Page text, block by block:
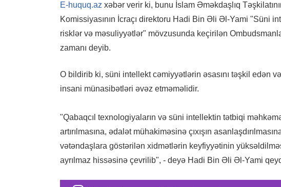
E-huquq.az xəbər verir ki, bunu İslam Əməkdaşlıq
Komissiyasının İcraçı direktoru Hadi Bin Əli Əl-Yami "Süni
risklər və məsuliyyətlər" mövzusunda keçirilən
zamanı deyib.
O bildirib ki, süni intellekt cəmiyyətlərin əsasını təşkil edən
insani münasibətləri əvəz etməməlidir.
"Qabaqcıl texnologiyaların və süni intellektin tətbiqi
artırılmasına, ədalət mühakiməsinə çıxışın
vətəndaşlara göstərilən xidmətlərin keyfiyyətinin
ayrılmaz hissəsinə çevrilib", - deyə Hadi Bin Əli Əl-Yami